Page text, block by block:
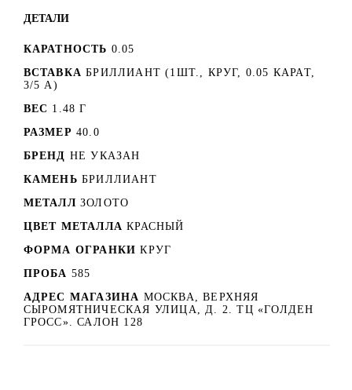
ДЕТАЛИ
КАРАТНОСТЬ 0.05
ВСТАВКА БРИЛЛИАНТ (1ШТ., КРУГ, 0.05 КАРАТ,
3/5 А)
ВЕС 1.48 Г
РАЗМЕР 40.0
БРЕНД НЕ УКАЗАН
КАМЕНЬ БРИЛЛИАНТ
МЕТАЛЛ ЗОЛОТО
ЦВЕТ МЕТАЛЛА КРАСНЫЙ
ФОРМА ОГРАНКИ КРУГ
ПРОБА 585
АДРЕС МАГАЗИНА МОСКВА, ВЕРХНЯЯ
СЫРОМЯТНИЧЕСКАЯ УЛИЦА, Д. 2. ТЦ «ГОЛДЕН
ГРОСС». САЛОН 128